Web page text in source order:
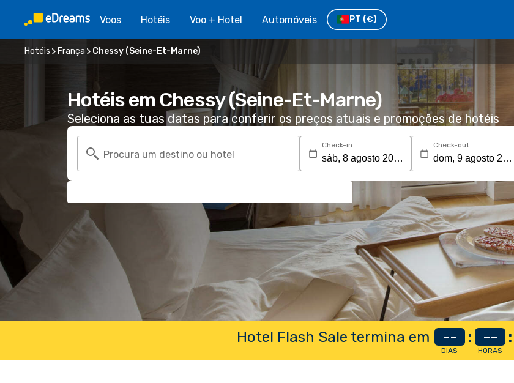
Voos Hotéis Voo + Hotel Automóveis PT (€)
Hotéis França Chessy (Seine-Et-Marne)
Hotéis em Chessy (Seine-Et-Marne)
Seleciona as tuas datas para conferir os preços atuais e promoções de hotéis
Procura um destino ou hotel
Check-in Check-out
Hotel Flash Sale termina em --
DIAS
: --
HORAS
: